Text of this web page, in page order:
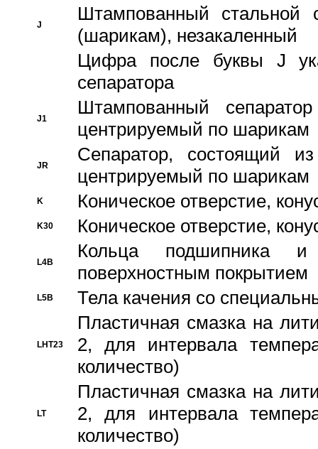
J
Штампованный стальной
(шарикам), незакаленный
Цифра после буквы J
сепаратора
J1
Штампованный
центрируемый по шарикам
JR
Сепаратор, состоящий
центрируемый по шарикам
K Коническое отверстие,
K30 Коническое отверстие,
L4B
Кольца подшипника
поверхностным покрытием
L5B Тела качения со
LHT23
Пластичная смазка на
2, для интервала
количество)
LT
Пластичная смазка на
2, для интервала
количество)